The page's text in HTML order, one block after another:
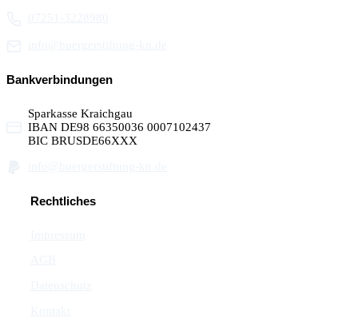
Bankverbindungen
Sparkasse Kraichgau
IBAN DE98 66350036 0007102437
BIC BRUSDE66XXX
Rechtliches